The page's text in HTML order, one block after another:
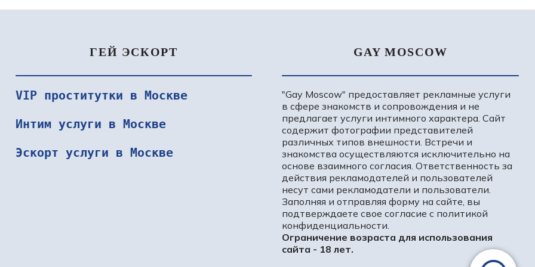
30000₽
105000₽
84000₽
МИЛОСЛАВ
12000₽ 24000₽
84000₽
Солнцево
ГЕЙ ЭСКОРТ
VIP проститутки в Москве
Интим услуги в Москве
Эскорт услуги в Москве
GAY MOSCOW
"Gay Moscow" предоставляет рекламные услуги
в сфере знакомств и сопровождения и не
предлагает услуги интимного характера. Сайт
содержит фотографии представителей
различных типов внешности. Встречи и
знакомства осуществляются исключительно на
основе взаимного согласия. Ответственность за
действия рекламодателей и пользователей
несут сами рекламодатели и пользователи.
Заполняя и отправляя форму на сайте, вы
подтверждаете свое согласие с политикой
конфиденциальности.
Ограничение возраста для использования
сайта - 18 лет.